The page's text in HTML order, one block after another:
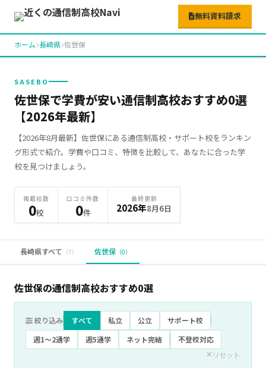
無料資料請求
ホーム 長崎県 佐世保
SASEBO
佐世保で学費が安い通信制高校おすすめ0選
【2026年最新】
【2026年8月最新】佐世保にある通信制高校・サポート校をランキン
グ形式で紹介。学費や口コミ、特徴を比較して、あなたに合った学
校を見つけましょう。
掲載校数
0校
口コミ件数
0件
最終更新
2026年8月6日
長崎県すべて （7） 佐世保 （0）
佐世保の通信制高校おすすめ0選
絞り込み すべて 私立 公立
サポート校
週1〜2通学
週5通学 ネット完結
不登校対応
リセット